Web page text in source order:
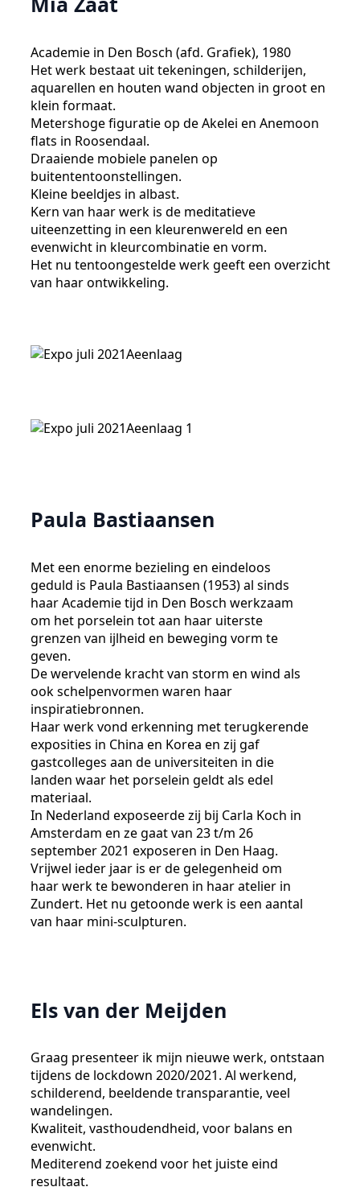
Academie in Den Bosch (afd. Grafiek), 1980
Het werk bestaat uit tekeningen, schilderijen,
aquarellen en houten wand objecten in groot en
klein formaat.
Metershoge figuratie op de Akelei en Anemoon
flats in Roosendaal.
Draaiende mobiele panelen op
buitententoonstellingen.
Kleine beeldjes in albast.
Kern van haar werk is de meditatieve
uiteenzetting in een kleurenwereld en een
evenwicht in kleurcombinatie en vorm.
Het nu tentoongestelde werk geeft een overzicht
van haar ontwikkeling.
Paula Bastiaansen
Met een enorme bezieling en eindeloos
geduld is Paula Bastiaansen (1953) al sinds
haar Academie tijd in Den Bosch werkzaam
om het porselein tot aan haar uiterste
grenzen van ijlheid en beweging vorm te
geven.
De wervelende kracht van storm en wind als
ook schelpenvormen waren haar
inspiratiebronnen.
Haar werk vond erkenning met terugkerende
exposities in China en Korea en zij gaf
gastcolleges aan de universiteiten in die
landen waar het porselein geldt als edel
materiaal.
In Nederland exposeerde zij bij Carla Koch in
Amsterdam en ze gaat van 23 t/m 26
september 2021 exposeren in Den Haag.
Vrijwel ieder jaar is er de gelegenheid om
haar werk te bewonderen in haar atelier in
Zundert. Het nu getoonde werk is een aantal
van haar mini-sculpturen.
Els van der Meijden
Graag presenteer ik mijn nieuwe werk, ontstaan
tijdens de lockdown 2020/2021. Al werkend,
schilderend, beeldende transparantie, veel
wandelingen.
Kwaliteit, vasthoudendheid, voor balans en
evenwicht.
Mediterend zoekend voor het juiste eind
resultaat.